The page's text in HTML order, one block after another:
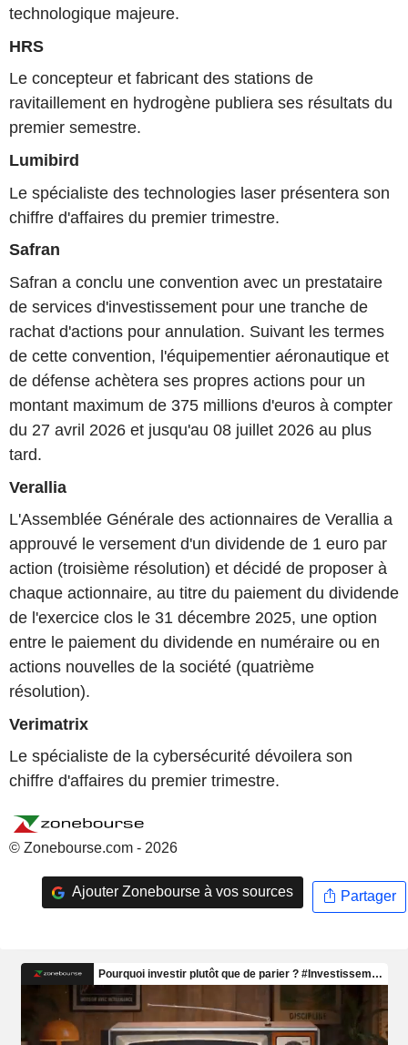
technologique majeure.
HRS
Le concepteur et fabricant des stations de
ravitaillement en hydrogène publiera ses résultats du
premier semestre.
Lumibird
Le spécialiste des technologies laser présentera son
chiffre d'affaires du premier trimestre.
Safran
Safran a conclu une convention avec un prestataire
de services d'investissement pour une tranche de
rachat d'actions pour annulation. Suivant les termes
de cette convention, l'équipementier aéronautique et
de défense achètera ses propres actions pour un
montant maximum de 375 millions d'euros à compter
du 27 avril 2026 et jusqu'au 08 juillet 2026 au plus
tard.
Verallia
L'Assemblée Générale des actionnaires de Verallia a
approuvé le versement d'un dividende de 1 euro par
action (troisième résolution) et décidé de proposer à
chaque actionnaire, au titre du paiement du dividende
de l'exercice clos le 31 décembre 2025, une option
entre le paiement du dividende en numéraire ou en
actions nouvelles de la société (quatrième
résolution).
Verimatrix
Le spécialiste de la cybersécurité dévoilera son
chiffre d'affaires du premier trimestre.
© Zonebourse.com - 2026
Ajouter Zonebourse à vos sources Partager